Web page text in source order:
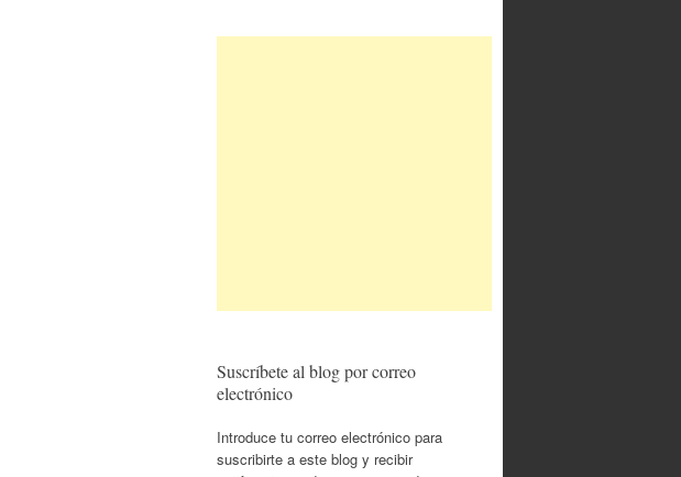
Suscríbete al blog por correo
electrónico
Introduce tu correo electrónico para
suscribirte a este blog y recibir